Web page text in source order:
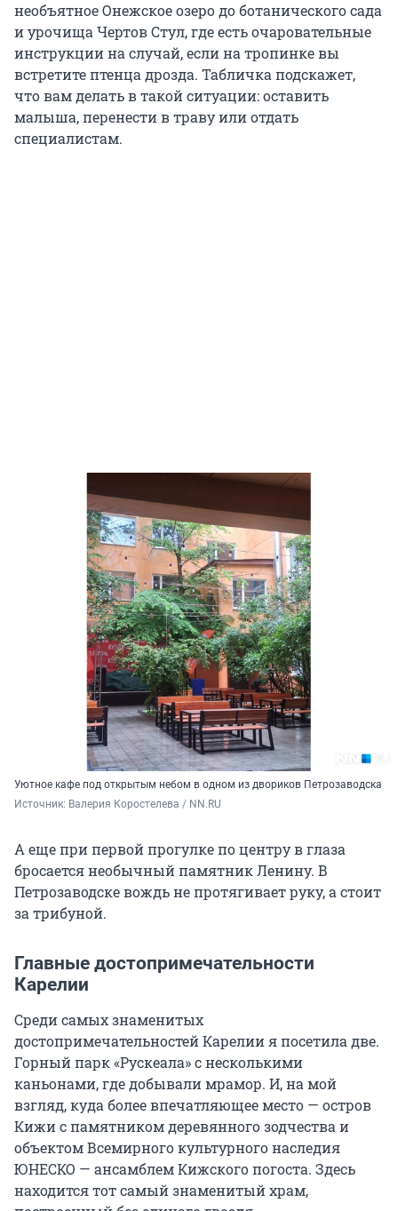
необъятное Онежское озеро до ботанического сада
и урочища Чертов Стул, где есть очаровательные
инструкции на случай, если на тропинке вы
встретите птенца дрозда. Табличка подскажет,
что вам делать в такой ситуации: оставить
малыша, перенести в траву или отдать
специалистам.
Уютное кафе под открытым небом в одном из двориков Петрозаводска
Источник: Валерия Коростелева / NN.RU
А еще при первой прогулке по центру в глаза
бросается необычный памятник Ленину. В
Петрозаводске вождь не протягивает руку, а стоит
за трибуной.
Главные достопримечательности
Карелии
Среди самых знаменитых
достопримечательностей Карелии я посетила две.
Горный парк «Рускеала» с несколькими
каньонами, где добывали мрамор. И, на мой
взгляд, куда более впечатляющее место — остров
Кижи с памятником деревянного зодчества и
объектом Всемирного культурного наследия
ЮНЕСКО — ансамблем Кижского погоста. Здесь
находится тот самый знаменитый храм,